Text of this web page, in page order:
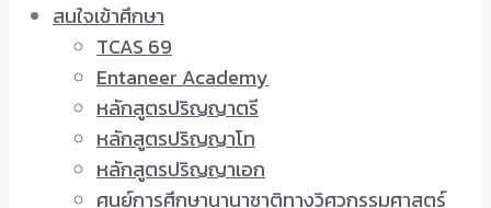
สนใจเข้าศึกษา
TCAS 69
Entaneer Academy
หลักสูตรปริญญาตรี
หลักสูตรปริญญาโท
หลักสูตรปริญญาเอก
ศูนย์การศึกษานานาชาติทางวิศวกรรมศาสตร์